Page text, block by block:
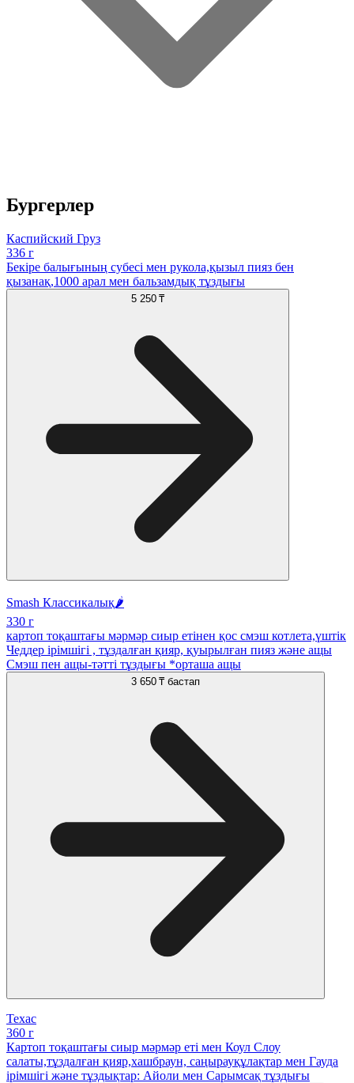
Бургерлер
Каспийский Груз
336 г
Бекіре балығының субесі мен рукола,қызыл пияз бен
қызанақ,1000 арал мен бальзамдық тұздығы
5 250 ₸
Smash Классикалық🌶️
330 г
картоп тоқаштағы мәрмәр сиыр етінен қос смэш котлета,үштік
Чеддер ірімшігі , тұздалған қияр, қуырылған пияз және ащы
Смэш пен ащы-тәтті тұздығы *орташа ащы
3 650 ₸ бастап
Техас
360 г
Картоп тоқаштағы сиыр мәрмәр еті мен Коул Слоу
салаты,тұздалған қияр,хашбраун, саңырауқұлақтар мен Гауда
ірімшігі және тұздықтар: Айоли мен Сарымсақ тұздығы